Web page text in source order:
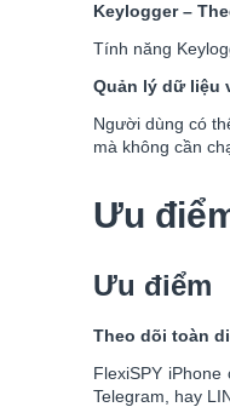
Keylogger –
Tính năng
Quản lý dữ liệu
Người dùng có
mà không cần
Ưu
Ưu điểm
Theo dõi toàn
FlexiSPY
Telegram, hay